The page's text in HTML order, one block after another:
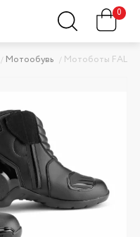
0
Мотообувь Мотоботы